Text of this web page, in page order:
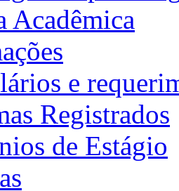
Acadêmica
e
Registrados
de Estágio